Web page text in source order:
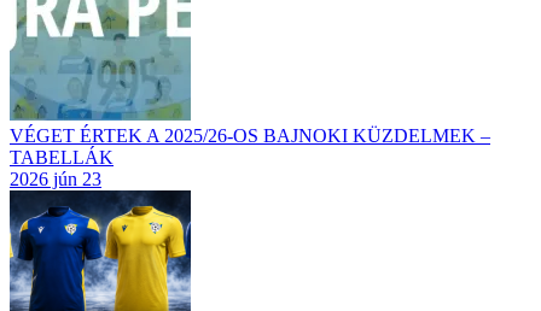
VÉGET ÉRTEK A 2025/26-OS BAJNOKI KÜZDELMEK –
TABELLÁK
2026 jún 23